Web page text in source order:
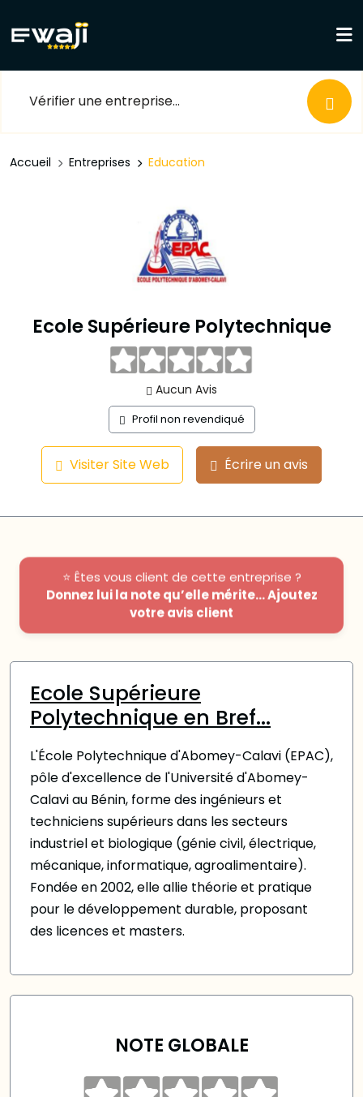
Accueil Entreprises Education
Ecole Supérieure Polytechnique
Aucun Avis
Profil non revendiqué
Visiter Site Web Écrire un avis
⭐ Êtes vous client de cette entreprise ?
Donnez lui la note qu’elle mérite... Ajoutez
votre avis client
Ecole Supérieure
Polytechnique en Bref...
L'École Polytechnique d'Abomey-Calavi (EPAC),
pôle d'excellence de l'Université d'Abomey-
Calavi au Bénin, forme des ingénieurs et
techniciens supérieurs dans les secteurs
industriel et biologique (génie civil, électrique,
mécanique, informatique, agroalimentaire).
Fondée en 2002, elle allie théorie et pratique
pour le développement durable, proposant
des licences et masters.
NOTE GLOBALE